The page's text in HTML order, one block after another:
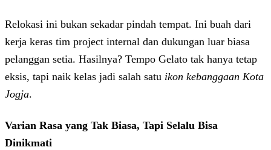
Relokasi ini bukan sekadar pindah tempat. Ini buah dari
kerja keras tim project internal dan dukungan luar biasa
pelanggan setia. Hasilnya? Tempo Gelato tak hanya tetap
eksis, tapi naik kelas jadi salah satu ikon kebanggaan Kota
Jogja.
Varian Rasa yang Tak Biasa, Tapi Selalu Bisa
Dinikmati